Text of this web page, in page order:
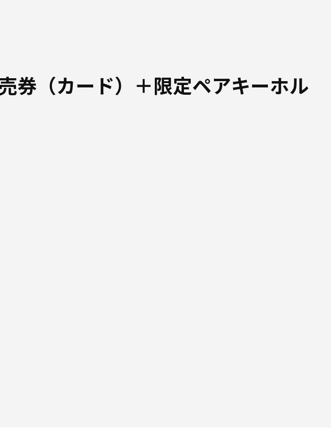
券（カード）＋限定ペアキーホル